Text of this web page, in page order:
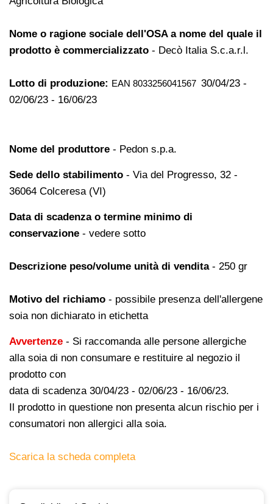
Nome o ragione sociale dell'OSA a nome del quale il
prodotto è commercializzato - Decò Italia S.c.a.r.l.
Lotto di produzione: EAN 8033256041567 30/04/23 -
02/06/23 - 16/06/23
Nome del produttore - Pedon s.p.a.
Sede dello stabilimento - Via del Progresso, 32 -
36064 Colceresa (VI)
Data di scadenza o termine minimo di
conservazione - vedere sotto
Descrizione peso/volume unità di vendita- 250 gr
Motivo del richiamo - possibile presenza dell'allergene
soia non dichiarato in etichetta
Avvertenze - Si raccomanda alle persone allergiche
alla soia di non consumare e restituire al negozio il
prodotto con
data di scadenza 30/04/23 - 02/06/23 - 16/06/23.
Il prodotto in questione non presenta alcun rischio per i
consumatori non allergici alla soia.
Scarica la scheda completa